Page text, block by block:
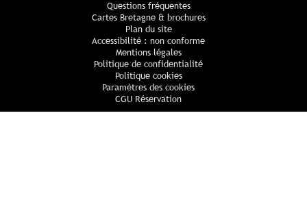
Questions fréquentes
Cartes Bretagne & brochures
Plan du site
Accessibilité : non conforme
Mentions légales
Politique de confidentialité
Politique cookies
Paramètres des cookies
CGU Réservation